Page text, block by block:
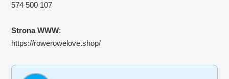
574 500 107
Strona WWW:
https://rowerowelove.shop/